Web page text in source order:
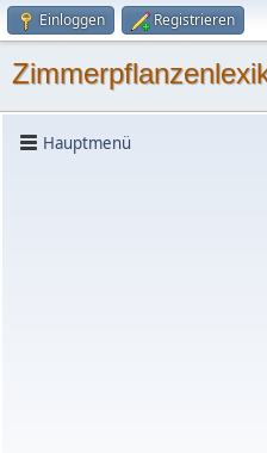
Einloggen Registrieren
Hauptmenü